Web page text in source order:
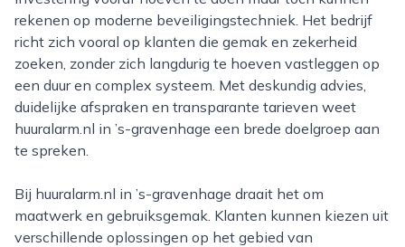
rekenen op moderne beveiligingstechniek. Het bedrijf
richt zich vooral op klanten die gemak en zekerheid
zoeken, zonder zich langdurig te hoeven vastleggen op
een duur en complex systeem. Met deskundig advies,
duidelijke afspraken en transparante tarieven weet
huuralarm.nl in ’s-gravenhage een brede doelgroep aan
te spreken.
Bij huuralarm.nl in ’s-gravenhage draait het om
maatwerk en gebruiksgemak. Klanten kunnen kiezen uit
verschillende oplossingen op het gebied van